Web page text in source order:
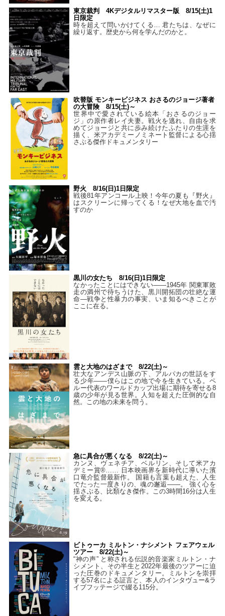
東京裁判 4Kデジタルリマスター版 8/15(土)1
日限定
時を超えて問いかけてくる… 君たちは、なぜに
繰り返す。歴史から何を学んだのかと。
吹替版 モンキービジネス おさるのジョージ著者
の大冒険 8/15(土)～
世界中で愛されている絵本「おさるのジョー
ジ」の原作者レイ夫妻。戦火を逃れ、自由を求
めてジョージと共に歩み続けたふたりの生涯を
描く、米アカデミーノミネート監督による心揺
さぶる傑作ドキュメンタリー
野火 8/16(日)1日限定
戦後81年アンコール上映！今年の夏も『野火』
はスクリーンに帰ってくる！なぜ大地を血で汚
すのか
黒川の女たち 8/16(日)1日限定
なかったことにはできない——1945年 関東軍敗
走の満州で待ちうけた、黒川開拓団の壮絶な運
命―戦争と性暴力の事実、いま知るべきことが
ここに在る。
雲と大地のはざまで 8/22(土)～
壮大なアンデス山脈の下、アルパカの世話をす
る少年――僕らはこの地で今を生きている。ペ
ルー代表のワールドカップ出場に期待を寄せる8
歳の少年が見る世界。人知を超えた圧倒的な自
然。この地の未来を問う。
急に具合が悪くなる 8/22(土)～
カンヌ、ヴェネチア、ベルリン、そして米アカ
デミー賞®…… 日本映画界を新時代に導いた濱
口竜介監督最新作。 国籍も言葉も超えた、人生
でたった一度きりの、魂の邂逅――。 強く心を
揺さぶる、比類なき傑作。この3時間16分は人生
を変える。
ビトゥーカ ミルトン・ナシメント フェアウェル
ツアー 8/22(土)～
“神の声” と称される伝説的音楽家ミルトン・ナ
シメント、その半生と2022年最後のツアーに迫
った圧巻のドキュメンタリー。ミルトンを崇拝
する57名による証言と、本人のインタヴュー&ラ
イブフッテージで綴る115分。